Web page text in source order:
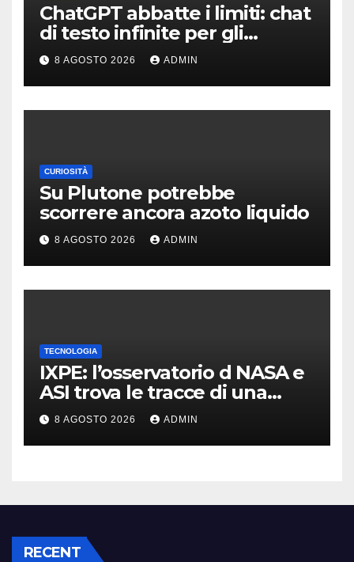
ChatGPT abbatte i limiti: chat
di testo infinite per gli
account gratis e intelligenza
potenziata
8 AGOSTO 2026 ADMIN
CURIOSITÀ
Su Plutone potrebbe
scorrere ancora azoto liquido
8 AGOSTO 2026 ADMIN
TECNOLOGIA
IXPE: l’osservatorio d NASA e
ASI trova le tracce di una
teoria formulata 90 anni fa
8 AGOSTO 2026 ADMIN
RECENT